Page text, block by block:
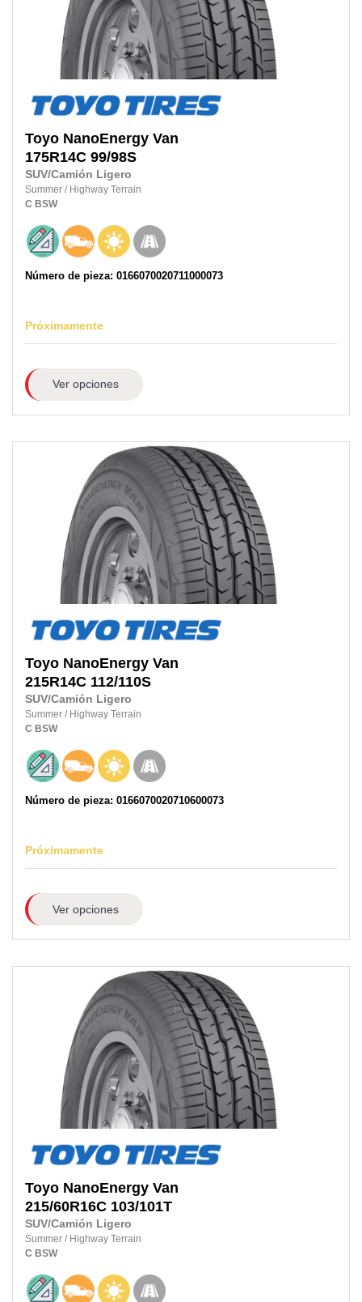
Toyo NanoEnergy Van
175R14C 99/98S
SUV/Camión Ligero
Summer / Highway Terrain
C BSW
Número de pieza: 0166070020711000073
Próximamente
Ver opciones
Toyo NanoEnergy Van
215R14C 112/110S
SUV/Camión Ligero
Summer / Highway Terrain
C BSW
Número de pieza: 0166070020710600073
Próximamente
Ver opciones
Toyo NanoEnergy Van
215/60R16C 103/101T
SUV/Camión Ligero
Summer / Highway Terrain
C BSW